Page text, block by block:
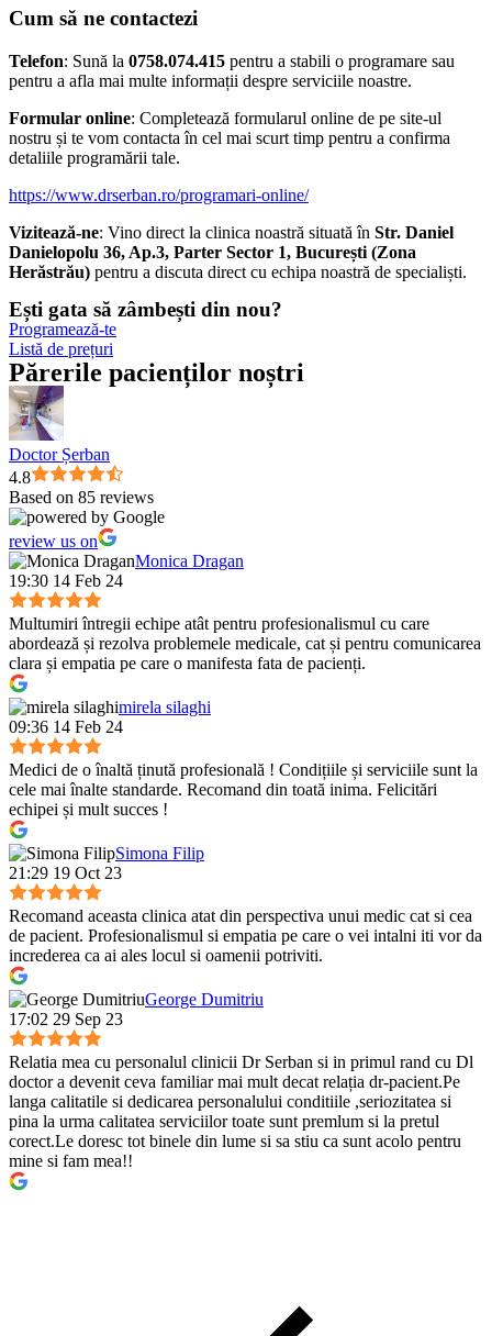
Cum să ne contactezi
Telefon: Sună la 0758.074.415 pentru a stabili o programare sau
pentru a afla mai multe informații despre serviciile noastre.
Formular online: Completează formularul online de pe site-ul
nostru și te vom contacta în cel mai scurt timp pentru a confirma
detaliile programării tale.
https://www.drserban.ro/programari-online/
Vizitează-ne: Vino direct la clinica noastră situată în Str. Daniel
Danielopolu 36, Ap.3, Parter Sector 1, București (Zona
Herăstrău) pentru a discuta direct cu echipa noastră de specialiști.
Ești gata să zâmbești din nou?
Programează-te
Listă de prețuri
Părerile pacienților noștri
Doctor Șerban
4.8
Based on 85 reviews
review us on
Monica Dragan
19:30 14 Feb 24
Multumiri întregii echipe atât pentru profesionalismul cu care
abordează și rezolva problemele medicale, cat și pentru comunicarea
clara și empatia pe care o manifesta fata de pacienți.
mirela silaghi
09:36 14 Feb 24
Medici de o înaltă ținută profesională ! Condițiile și serviciile sunt la
cele mai înalte standarde. Recomand din toată inima. Felicitări
echipei și mult succes !
Simona Filip
21:29 19 Oct 23
Recomand aceasta clinica atat din perspectiva unui medic cat si cea
de pacient. Profesionalismul si empatia pe care o vei intalni iti vor da
increderea ca ai ales locul si oamenii potriviti.
George Dumitriu
17:02 29 Sep 23
Relatia mea cu personalul clinicii Dr Serban si in primul rand cu Dl
doctor a devenit ceva familiar mai mult decat relația dr-pacient.Pe
langa calitatile si dedicarea personalului conditiile ,seriozitatea si
pina la urma calitatea serviciilor toate sunt premlum si la pretul
corect.Le doresc tot binele din lume si sa stiu ca sunt acolo pentru
mine si fam mea!!